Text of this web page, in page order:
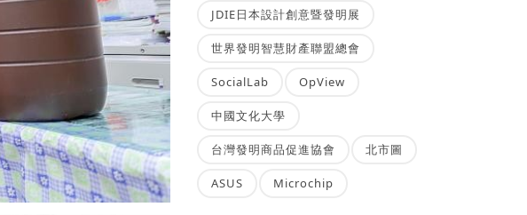
JDIE日本設計創意暨發明展
世界發明智慧財產聯盟總會
SocialLab OpView
中國文化大學
台灣發明商品促進協會 北市圖
ASUS Microchip